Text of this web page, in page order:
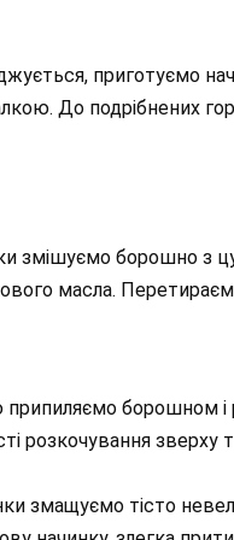
приготуємо
До подрібнених
змішуємо борошно з
масла.
борошном
розкочування
змащуємо тісто